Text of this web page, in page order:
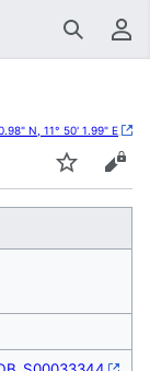
Suchen
N, 11° 50' 1.99" E